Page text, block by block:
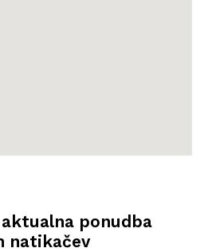
ponudba
natikačev